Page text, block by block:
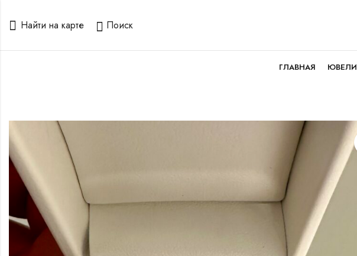
Найти на карте Поиск
ГЛАВНАЯ